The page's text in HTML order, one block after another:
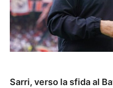
Sarri, verso la sfida al